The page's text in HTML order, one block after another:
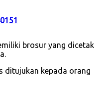
brosur yang dicetak
ditujukan kepada orang